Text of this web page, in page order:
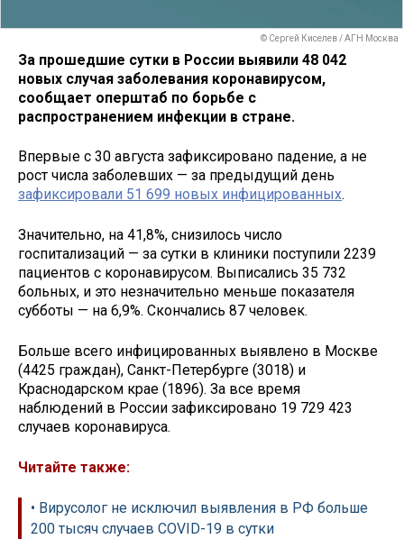
© Сергей Киселев / АГН Москва
За прошедшие сутки в России выявили 48 042
новых случая заболевания коронавирусом,
сообщает оперштаб по борьбе с
распространением инфекции в стране.
Впервые с 30 августа зафиксировано падение, а не
рост числа заболевших — за предыдущий день
зафиксировали 51 699 новых инфицированных.
Значительно, на 41,8%, снизилось число
госпитализаций — за сутки в клиники поступили 2239
пациентов с коронавирусом. Выписались 35 732
больных, и это незначительно меньше показателя
субботы — на 6,9%. Скончались 87 человек.
Больше всего инфицированных выявлено в Москве
(4425 граждан), Санкт-Петербурге (3018) и
Краснодарском крае (1896). За все время
наблюдений в России зафиксировано 19 729 423
случаев коронавируса.
Читайте также:
• Вирусолог не исключил выявления в РФ больше
200 тысяч случаев COVID-19 в сутки